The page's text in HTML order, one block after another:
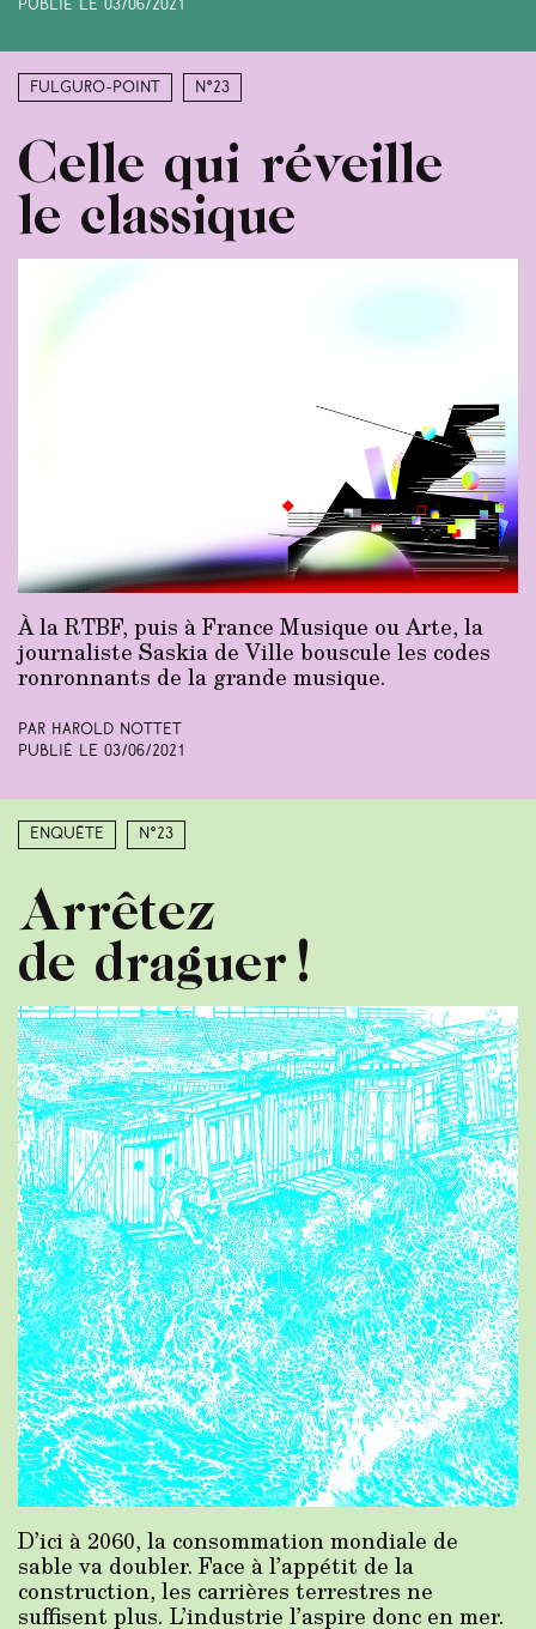
Publié le 03/06/2021
Fulguro-Point N°23
Celle qui réveille
le classique
À la RTBF, puis à France Musique ou Arte, la
journaliste Saskia de Ville bouscule les codes
ronronnants de la grande musique.
Par Harold Nottet
Publié le 03/06/2021
Enquête N°23
Arrêtez
de draguer !
D’ici à 2060, la consommation mondiale de
sable va doubler. Face à l’appétit de la
construction, les carrières terrestres ne
suffisent plus. L’industrie l’aspire donc en mer.